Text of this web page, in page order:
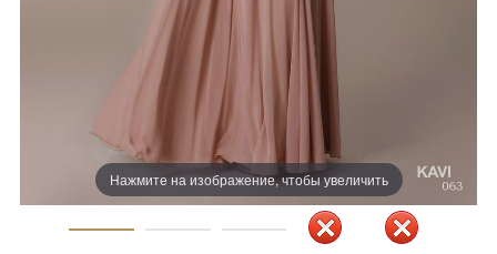
Нажмите на изображение, чтобы увеличить